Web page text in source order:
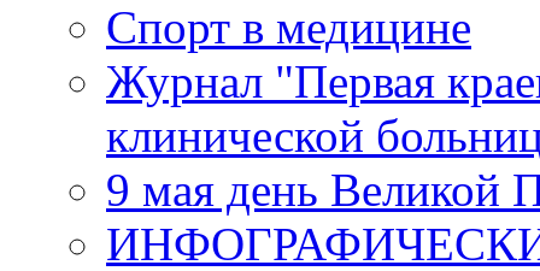
Спорт в медицине
Журнал "Первая
клинической
9 мая день Великой